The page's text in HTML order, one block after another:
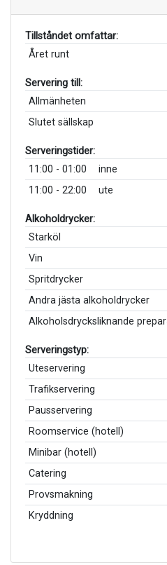
Tillståndet omfattar:
Året runt
Servering till:
Allmänheten
Slutet sällskap
Serveringstider:
11:00 - 01:00
inne
11:00 - 22:00
ute
Alkoholdrycker:
Starköl
Vin
Spritdrycker
Andra jästa alkoholdrycker
Alkoholsdrycksliknande
Serveringstyp:
Uteservering
Trafikservering
Pausservering
Roomservice (hotell)
Minibar (hotell)
Catering
Provsmakning
Kryddning